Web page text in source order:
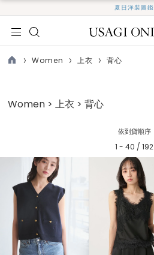
夏日洋裝圖鑑
Women 上衣 背心
Women > 上衣 > 背心
依到貨順序
1 - 40 / 192